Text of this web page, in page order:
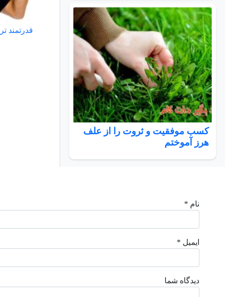
کسب موفقیت و ثروت را از علف
هرز آموختم
قدرتمند
نام *
ایمیل *
دیدگاه شما